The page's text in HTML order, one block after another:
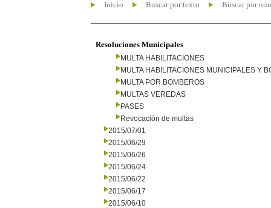
Inicio Buscar por texto Buscar por
Resoluciones Municipales
MULTA HABILITACIONES
MULTA HABILITACIONES MUNICIPALES Y
MULTA POR BOMBEROS
MULTAS VEREDAS
PASES
Revocación de multas
2015/07/01
2015/06/29
2015/06/26
2015/06/24
2015/06/22
2015/06/17
2015/06/10